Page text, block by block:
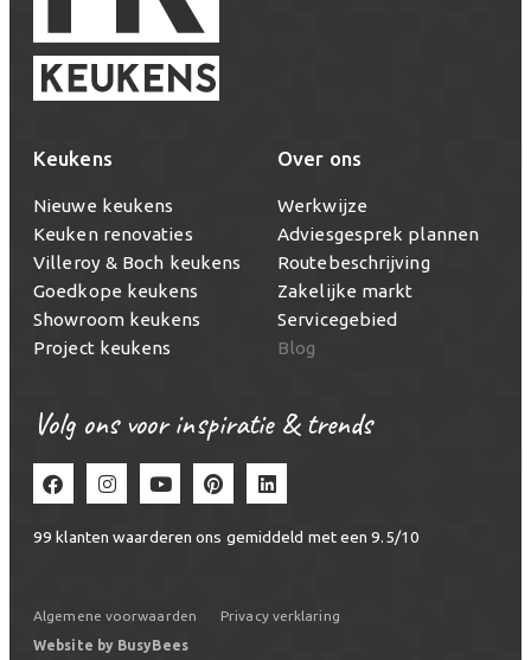
Keukens
Nieuwe keukens
Keuken renovaties
Villeroy & Boch keukens
Goedkope keukens
Showroom keukens
Project keukens
Over ons
Werkwijze
Adviesgesprek plannen
Routebeschrijving
Zakelijke markt
Servicegebied
Blog
Volg ons voor inspiratie & trends
99 klanten waarderen ons gemiddeld met een9.5/10
Algemene voorwaarden
Privacy verklaring
Website by BusyBees